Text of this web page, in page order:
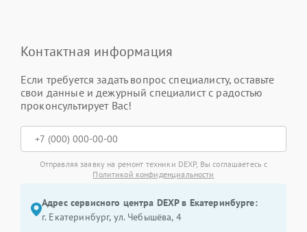
Контактная информация
Если требуется задать вопрос специалисту, оставьте
свои данные и дежурный специалист с радостью
проконсультирует Вас!
Отправляя заявку на ремонт техники DEXP, Вы соглашаетесь с
Политикой конфиденциальности
Адрес сервисного центра DEXP в Екатеринбурге:
г. Екатеринбург, ул. Чебышёва, 4